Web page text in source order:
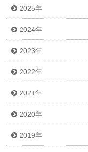
2025年
2024年
2023年
2022年
2021年
2020年
2019年